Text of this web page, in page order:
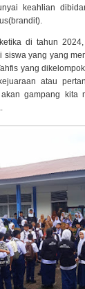
keahlian
di tahun
siswa yang yang
yang
atau
gampang kita